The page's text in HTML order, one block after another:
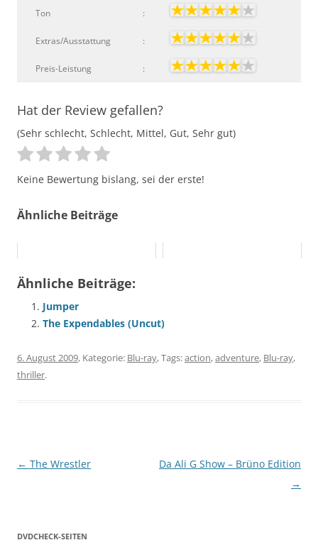
Ton :
Extras/Ausstattung :
Preis-Leistung :
Hat der Review gefallen?
(Sehr schlecht, Schlecht, Mittel, Gut, Sehr gut)
Keine Bewertung bislang, sei der erste!
Ähnliche Beiträge
Ähnliche Beiträge:
Jumper
The Expendables (Uncut)
6. August 2009, Kategorie: Blu-ray, Tags:action,adventure, Blu-ray,
thriller.
Beitragsnavigation
← The Wrestler
Da Ali G Show – Brüno Edition
→
DVDCHECK-SEITEN